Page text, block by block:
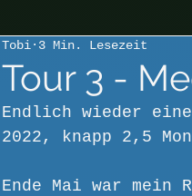
Tour 3 -
Tobi 3 Min. Lesezeit
Endlich wieder
2022, knapp 2,5
Ende Mai war